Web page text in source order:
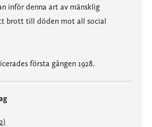
inför denna art av mänsklig
brott till döden mot all social
första gången 1928.